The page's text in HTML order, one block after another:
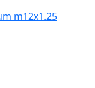
m12x1.25